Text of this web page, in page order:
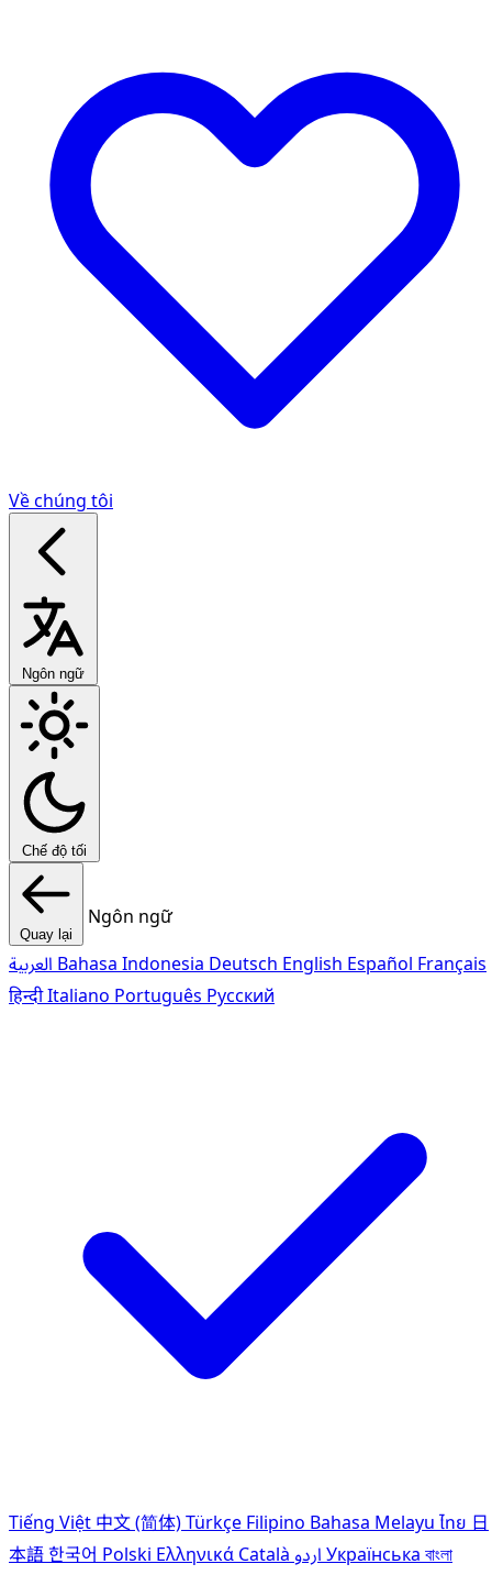
Về chúng tôi
Ngôn ngữ
Chế độ tối
Quay lại
Ngôn ngữ
Bahasa Indonesia Deutsch English Español Français
हिन्दीItaliano Português Pусский
Tiếng Việt 中文 (简体)Türkçe Filipino Bahasa Melayu ไทย 日
本語한국어 Polski Ελληνικά Català Українська বাংলা